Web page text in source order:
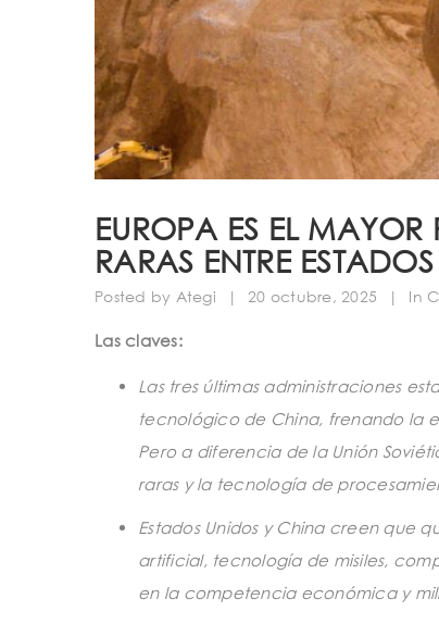
EUROPA ES EL MAYOR
RARAS ENTRE
Posted by Ategi | 20 octubre, 2025 | In
Las claves:
Las tres últimas administraciones
tecnológico de China, frenando la
Pero a diferencia de la Unión
raras y la tecnología de
Estados Unidos y China creen que
artificial, tecnología de misiles,
en la competencia económica y